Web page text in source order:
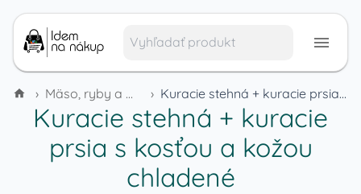
› Mäso, ryby a mäsové výrobky › Kuracie stehná + kuracie prsia s kosťou a kožou chladené
Kuracie stehná + kuracie
prsia s kosťou a kožou
chladené